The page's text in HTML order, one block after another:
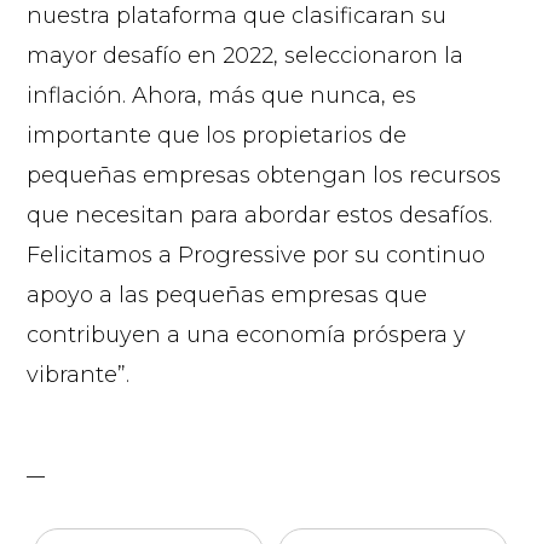
nuestra plataforma que clasificaran su
mayor desafío en 2022, seleccionaron la
inflación. Ahora, más que nunca, es
importante que los propietarios de
pequeñas empresas obtengan los recursos
que necesitan para abordar estos desafíos.
Felicitamos a Progressive por su continuo
apoyo a las pequeñas empresas que
contribuyen a una economía próspera y
vibrante”.